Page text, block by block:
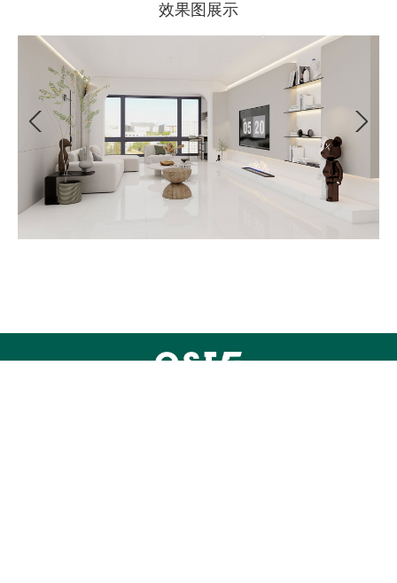
效果图展示